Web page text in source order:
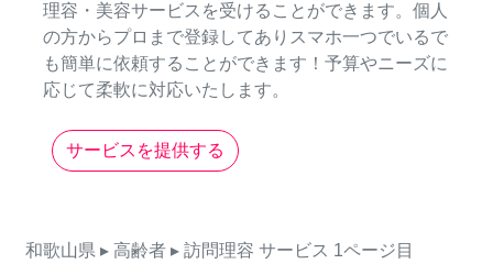
理容・美容サービスを受けることができます。個人
の方からプロまで登録してありスマホ一つでいるで
も簡単に依頼することができます！予算やニーズに
応じて柔軟に対応いたします。
サービスを提供する
和歌山県 ▸ 高齢者 ▸ 訪問理容 サービス 1ページ目